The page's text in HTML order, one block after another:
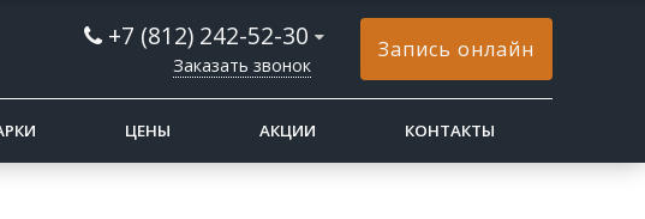
+7 (812) 242-52-30
Заказать звонок
Запись онлайн
ЦЕНЫ АКЦИИ КОНТАКТЫ